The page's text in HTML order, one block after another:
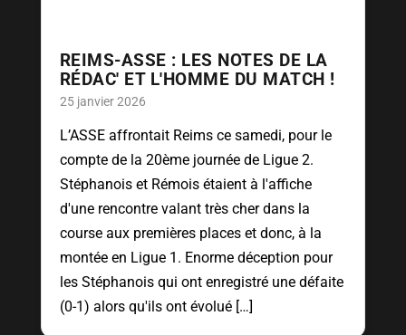
REIMS-ASSE : LES NOTES DE LA
RÉDAC' ET L'HOMME DU MATCH !
25 janvier 2026
L’ASSE affrontait Reims ce samedi, pour le
compte de la 20ème journée de Ligue 2.
Stéphanois et Rémois étaient à l'affiche
d'une rencontre valant très cher dans la
course aux premières places et donc, à la
montée en Ligue 1. Enorme déception pour
les Stéphanois qui ont enregistré une défaite
(0-1) alors qu'ils ont évolué […]